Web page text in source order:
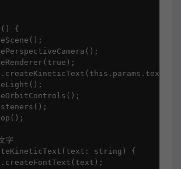
{
字
string) {